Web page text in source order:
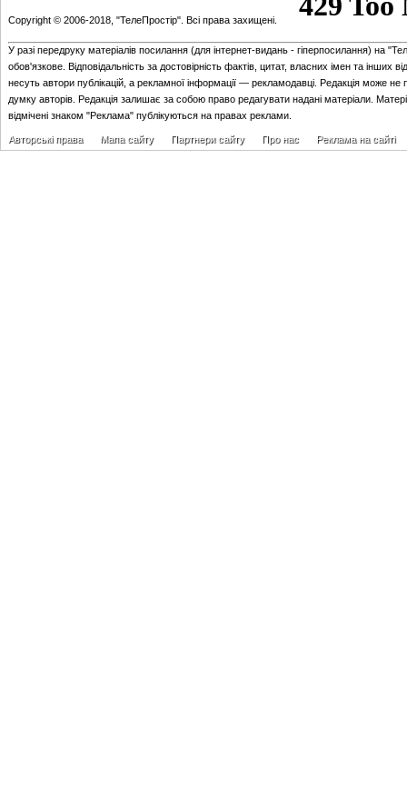
Copyright © 2006-2018, "ТелеПростір". Всі права захищені.
У разі передруку матеріалів посилання (для iнтернет-видань - гiперпосилання) на
обов'язкове. Відповідальність за достовірність фактів, цитат, власних імен та інших
несуть автори публікацій, а рекламної інформації — рекламодавці. Редакція може не
думку авторів. Редакція залишає за собою право редагувати надані матеріали.
відмічені знаком "Реклама" публікуються на правах реклами.
Авторські права Мапа сайту Партнери сайту Про нас Реклама на сайті